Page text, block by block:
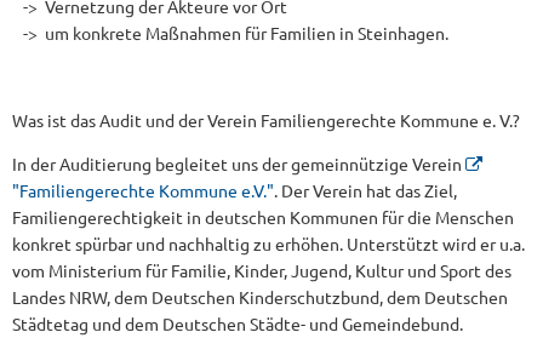
-> Vernetzung der Akteure vor Ort
-> um konkrete Maßnahmen für Familien in Steinhagen.
Was ist das Audit und der Verein Familiengerechte Kommune e. V.?
In der Auditierung begleitet uns der gemeinnützige Verein
"Familiengerechte Kommune e.V.". Der Verein hat das Ziel,
Familiengerechtigkeit in deutschen Kommunen für die Menschen
konkret spürbar und nachhaltig zu erhöhen. Unterstützt wird er u.a.
vom Ministerium für Familie, Kinder, Jugend, Kultur und Sport des
Landes NRW, dem Deutschen Kinderschutzbund, dem Deutschen
Städtetag und dem Deutschen Städte- und Gemeindebund.